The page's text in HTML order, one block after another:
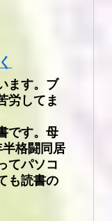
ます。ブ
労してま
です。母
格闘同居
てパソコ
も読書の